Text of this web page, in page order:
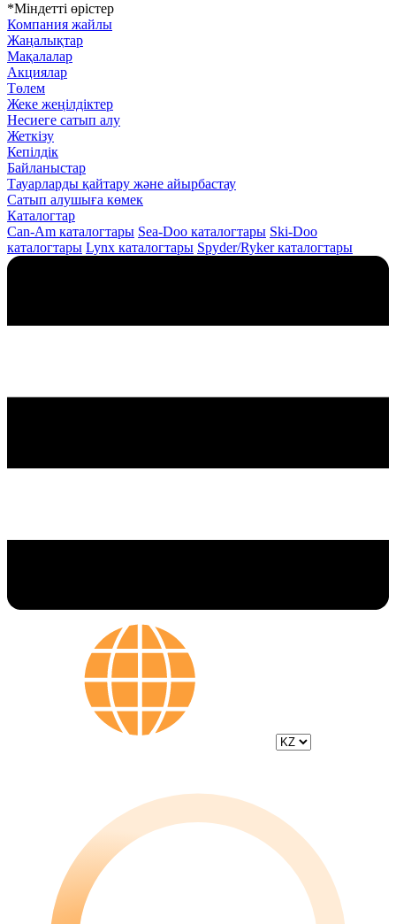
*Міндетті өрістер
Компания жайлы
Жаңалықтар
Мақалалар
Акциялар
Төлем
Жеке жеңілдіктер
Несиеге сатып алу
Жеткізу
Кепілдік
Байланыстар
Тауарларды қайтару және айырбастау
Сатып алушыға көмек
Каталогтар
Can-Am каталогтары Sea-Doo каталогтары Ski-Doo
каталогтары Lynx каталогтары Spyder/Ryker каталогтары